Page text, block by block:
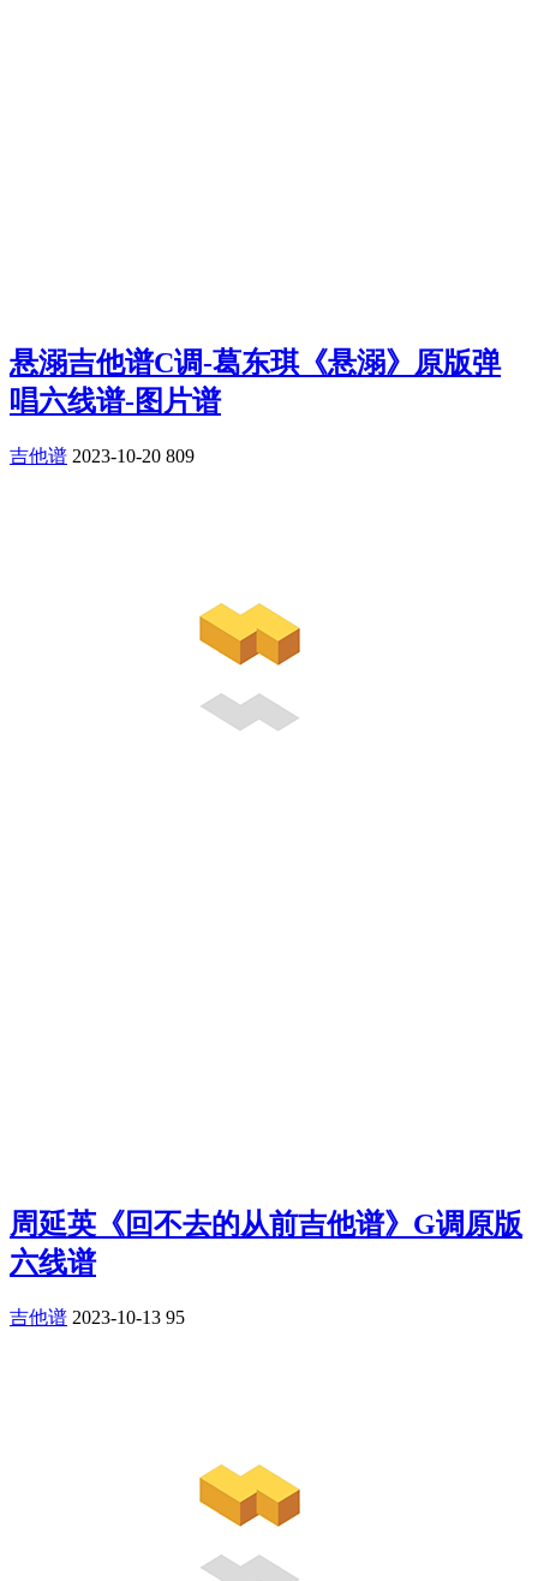
悬溺吉他谱C调-葛东琪《悬溺》原版弹
唱六线谱-图片谱
吉他谱 2023-10-20 809
周延英《回不去的从前吉他谱》G调原版
六线谱
吉他谱 2023-10-13 95